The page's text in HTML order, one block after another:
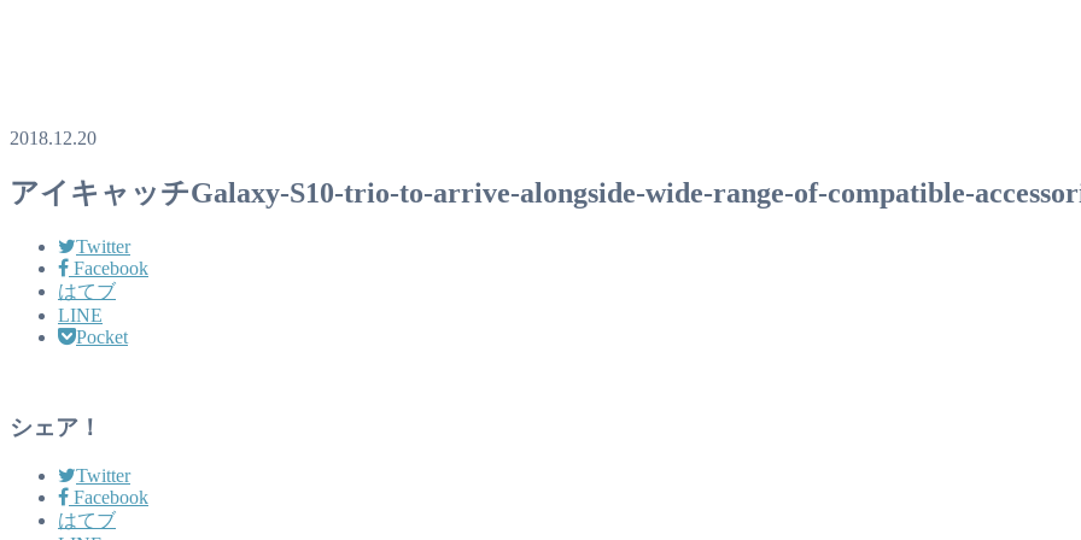
2018.12.20
アイキャッチGalaxy-S10-trio-to-arrive-alongside-wide-range-of-compatible-
Twitter
Facebook
はてブ
LINE
Pocket
シェア！
Twitter
Facebook
はてブ